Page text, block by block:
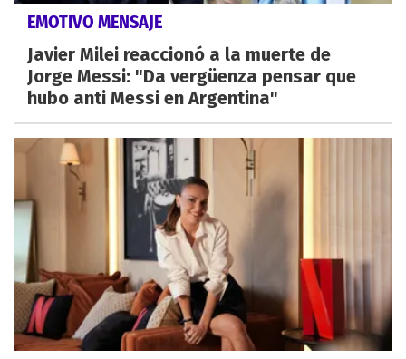
EMOTIVO MENSAJE
Javier Milei reaccionó a la muerte de
Jorge Messi: "Da vergüenza pensar que
hubo anti Messi en Argentina"